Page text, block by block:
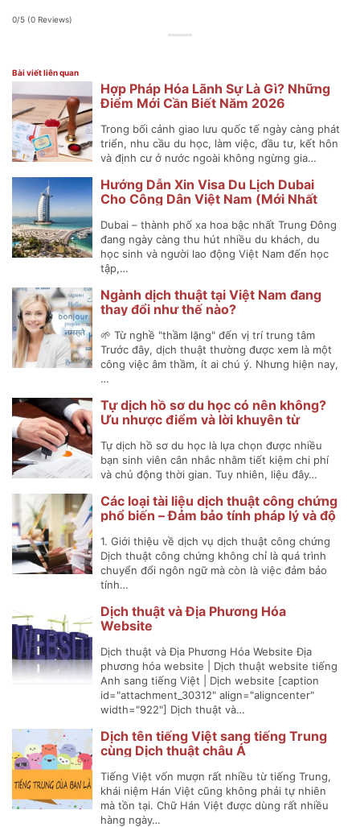
0/5 (0 Reviews)
Bài viết liên quan
Hợp Pháp Hóa Lãnh Sự Là Gì? Những
Điểm Mới Cần Biết Năm 2026
Trong bối cảnh giao lưu quốc tế ngày càng phát
triển, nhu cầu du học, làm việc, đầu tư, kết hôn
và định cư ở nước ngoài không ngừng gia…
Hướng Dẫn Xin Visa Du Lịch Dubai
Cho Công Dân Việt Nam (Mới Nhất
Dubai – thành phố xa hoa bậc nhất Trung Đông
đang ngày càng thu hút nhiều du khách, du
học sinh và người lao động Việt Nam đến học
tập,…
Ngành dịch thuật tại Việt Nam đang
thay đổi như thế nào?
🌱 Từ nghề "thầm lặng" đến vị trí trung tâm
Trước đây, dịch thuật thường được xem là một
công việc âm thầm, ít ai chú ý. Nhưng hiện nay,
…
Tự dịch hồ sơ du học có nên không?
Ưu nhược điểm và lời khuyên từ
Tự dịch hồ sơ du học là lựa chọn được nhiều
bạn sinh viên cân nhắc nhằm tiết kiệm chi phí
và chủ động thời gian. Tuy nhiên, liệu đây…
Các loại tài liệu dịch thuật công chứng
phổ biến – Đảm bảo tính pháp lý và độ
1. Giới thiệu về dịch vụ dịch thuật công chứng
Dịch thuật công chứng không chỉ là quá trình
chuyển đổi ngôn ngữ mà còn là việc đảm bảo
tính…
Dịch thuật và Địa Phương Hóa
Website
Dịch thuật và Địa Phương Hóa Website Địa
phương hóa website | Dịch thuật website tiếng
Anh sang tiếng Việt | Dịch website [caption
id="attachment_30312" align="aligncenter"
width="922"] Dịch thuật và…
Dịch tên tiếng Việt sang tiếng Trung
cùng Dịch thuật châu Á
Tiếng Việt vốn mượn rất nhiều từ tiếng Trung,
khái niệm Hán Việt cũng không phải tự nhiên
mà tồn tại. Chữ Hán Việt được dùng rất nhiều
hàng ngày…